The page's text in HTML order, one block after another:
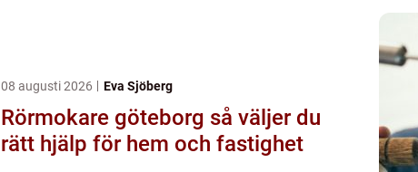
08 augusti 2026 Eva Sjöberg
Rörmokare göteborg så väljer du
rätt hjälp för hem och fastighet